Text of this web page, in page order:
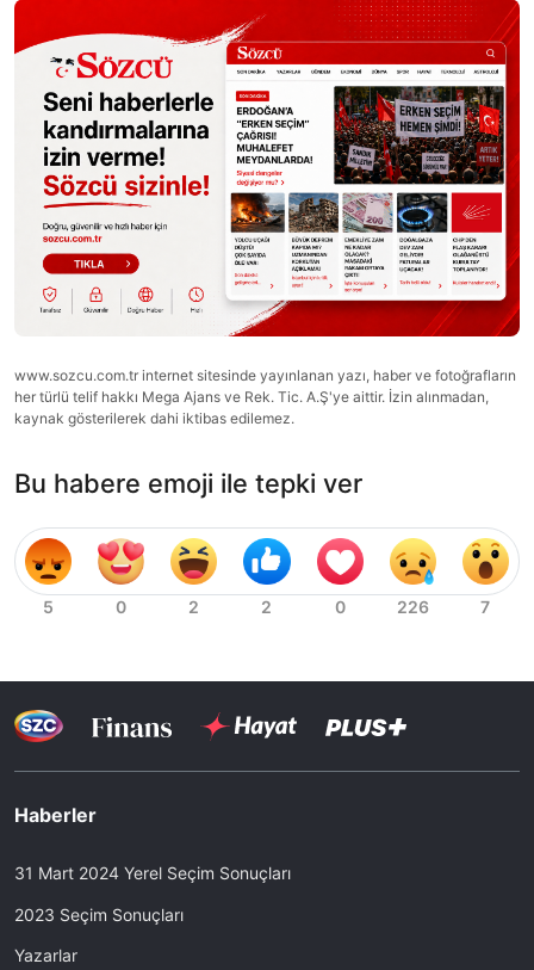
www.sozcu.com.tr internet sitesinde yayınlanan yazı, haber ve fotoğrafların
her türlü telif hakkı Mega Ajans ve Rek. Tic. A.Ş'ye aittir. İzin alınmadan,
kaynak gösterilerek dahi iktibas edilemez.
Bu habere emoji ile tepki ver
Haberler
31 Mart 2024 Yerel Seçim Sonuçları
2023 Seçim Sonuçları
Yazarlar